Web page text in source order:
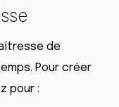
de
Pour créer
pour :